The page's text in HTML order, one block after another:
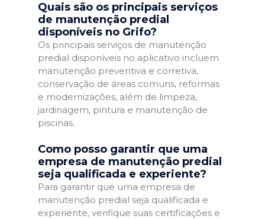
Quais são os principais serviços
de manutenção predial
disponíveis no Grifo?
Os principais serviços de manutenção
predial disponíveis no aplicativo incluem
manutenção preventiva e corretiva,
conservação de áreas comuns, reformas
e modernizações, além de limpeza,
jardinagem, pintura e manutenção de
piscinas.
Como posso garantir que uma
empresa de manutenção predial
seja qualificada e experiente?
Para garantir que uma empresa de
manutenção predial seja qualificada e
experiente, verifique suas certificações e